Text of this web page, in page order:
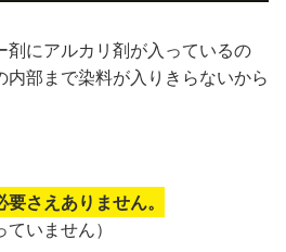
剤にアルカリ剤が入っているの
内部まで染料が入りきらないから
さえありません。
いません）